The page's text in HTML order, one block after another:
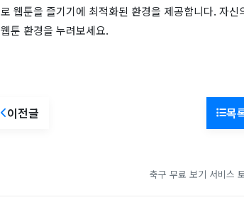
로 웹툰을 즐기기에 최적화된 환경을 제공합니다. 자
웹툰 환경을 누려보세요.
이전글 목
축구 무료 보기 서비스